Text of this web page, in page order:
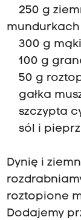
250 g
mundurkach
300 g mąki
100 g
50 g
gałka
szczypta
sól i pieprz
Dynię i
roztopione
Dodajemy